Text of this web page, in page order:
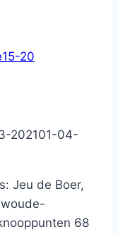
20
202101-04-
Jeu de Boer,
68